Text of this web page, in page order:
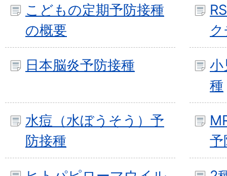
こどもの定期予防接種
の概要
日本脳炎予防接種
小
種
水痘（水ぼうそう）予
防接種
予